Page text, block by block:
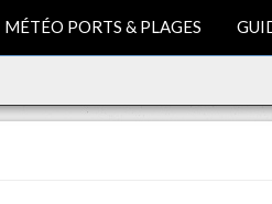
MÉTÉO PORTS & PLAGES